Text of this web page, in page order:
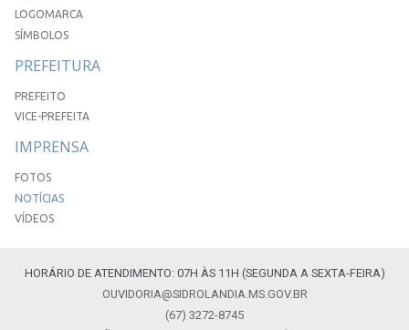
LOGOMARCA
SÍMBOLOS
PREFEITURA
PREFEITO
VICE-PREFEITA
IMPRENSA
FOTOS
NOTÍCIAS
VÍDEOS
HORÁRIO DE ATENDIMENTO: 07H ÀS 11H (SEGUNDA A SEXTA-FEIRA)
OUVIDORIA@SIDROLANDIA.MS.GOV.BR
(67) 3272-8745